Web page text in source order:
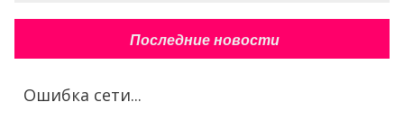
Последние новости
Ошибка сети...